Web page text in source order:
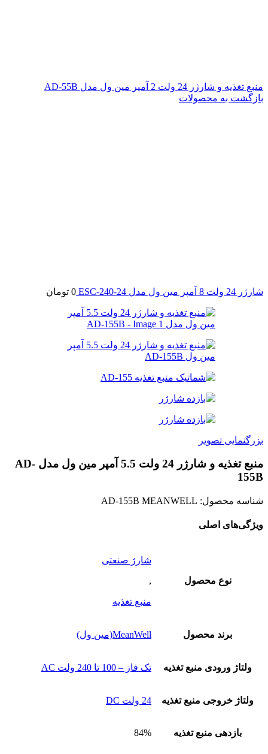
منبع تغذیه و شارژر 24 ولت 2 آمپر مین ول مدل AD-55B
بازگشت به محصولات
شارژر 24 ولت 8 آمپر مین ول مدل ESC-240-24 0 تومان
بزرگنمایی تصویر
منبع تغذیه و شارژر 24 ولت 5.5 آمپر مین ول مدل AD-
155B
شناسه محصول: AD-155B MEANWELL
ویژگی‌های اصلی
نوع محصول
شارژ صنعتی
,
منبع تغذیه
برند محصول MeanWell(مین ول)
ولتاژ ورودی منبع تغذیه تک فاز – 100 تا 240 ولت AC
ولتاژ خروجی منبع تغذیه 24 ولت DC
بازدهی منبع تغذیه 84%